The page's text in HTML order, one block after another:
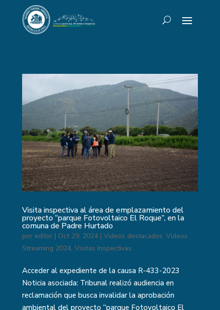
Visita inspectiva al área de emplazamiento del
proyecto “parque Fotovoltaico El Roque”, en la
comuna de Padre Hurtado
por editor| Oct 29, 2024| Videos destacados, Videos
Streaming 2024, Visitas Inspectivas
Acceder al expediente de la causa R-433-2023
Noticia asociada: Tribunal realizó audiencia en
reclamación que busca invalidar la aprobación
ambiental del proyecto “parque Fotovoltaico El